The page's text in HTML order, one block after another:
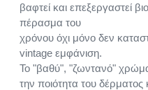
βαφτεί και επεξεργαστεί
πέρασμα του
χρόνου όχι μόνο δεν
vintage εμφάνιση.
Το "βαθύ", "ζωντανό"
την ποιότητα του δέρματος